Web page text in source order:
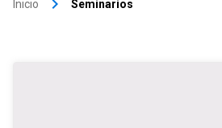
Inicio keyboard_arrow_right Seminarios